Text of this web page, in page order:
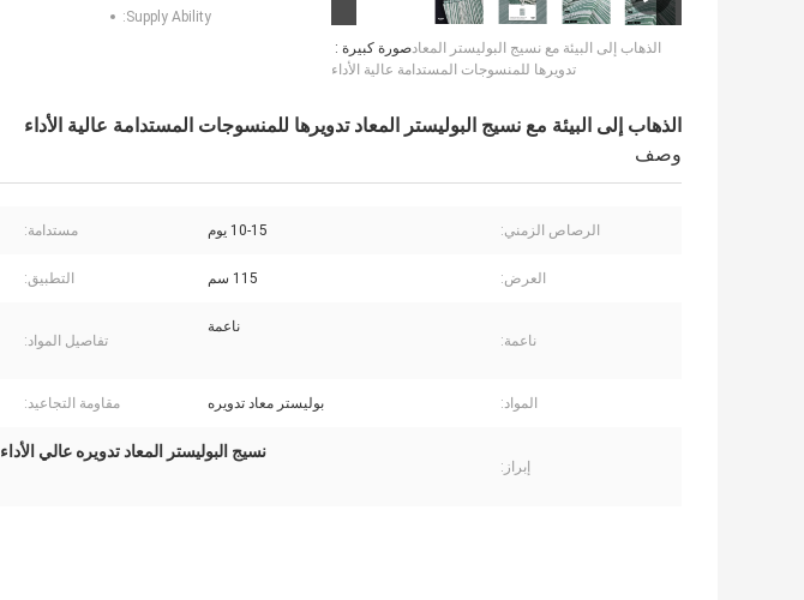
صورة كبيرة :الذهاب إلى البيئة مع نسيج البوليستر المعاد
تدويرها للمنسوجات المستدامة عالية الأداء
Supply Ability:
الذهاب إلى البيئة مع نسيج البوليستر المعاد تدويرها للمنسوجات المستدامة عالية الأداء
وصف
الرصاص الزمني: 10-15 يوم مستدامة:
العرض: 115 سم التطبيق:
ناعمة:
ناعمة
تفاصيل المواد:
المواد: بوليستر معاد تدويره مقاومة التجاعيد:
إبراز:
نسيج البوليستر المعاد تدويره عالي الأداء